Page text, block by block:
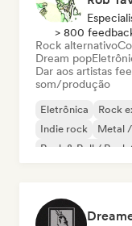
> 800
Rock alternativo
Dream pop
Dar aos artistas
som/produção
Eletrônica Rock
Indie rock
Metal
Rock & Roll / Rock